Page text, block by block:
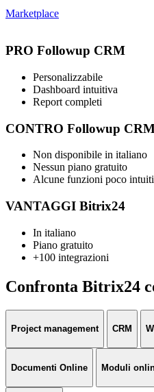
Marketplace
PRO Followup CRM
Personalizzabile
Dashboard intuitiva
Report completi
CONTRO Followup
Non disponibile in italiano
Nessun piano gratuito
Alcune funzioni poco
VANTAGGI Bitrix24
In italiano
Piano gratuito
+100 integrazioni
Confronta Bitrix24
Project management CRM
Documenti Online Moduli